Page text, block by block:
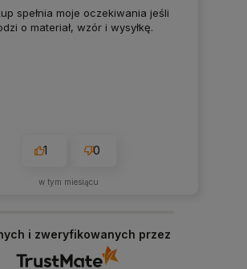
spełnia moje oczekiwania jeśli
o materiał, wzór i wysyłkę.
1 0
w tym miesiącu
i zweryfikowanych przez